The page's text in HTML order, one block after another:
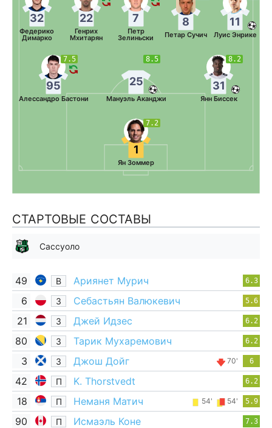
7.2
1
Ян Зоммер
7.5
95
Алессандро Бастони
8.5
25
Мануэль Аканджи
8.2
31
Янн Биссек
32
Федерико
Димарко
22
Генрих
Мхитарян
7
Петр
Зелиньски
8
Петар Сучич
11
Луис Энрике
СТАРТОВЫЕ СОСТАВЫ
Сассуоло
49 В Ариянет Мурич 6.3
6 З Себастьян Валюкевич 5.6
21 З Джей Идзес 6.2
80 З Тарик Мухаремович 6.2
3 З Джош Дойг 70' 6
42 П K. Thorstvedt 6.2
18 П Неманя Матич 54' 54' 5.9
90 П Исмаэль Коне 7.3